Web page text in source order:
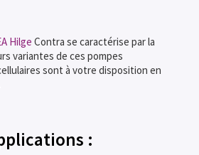
Hilge Contra se caractérise par la
variantes de ces pompes
sont à votre disposition en
: